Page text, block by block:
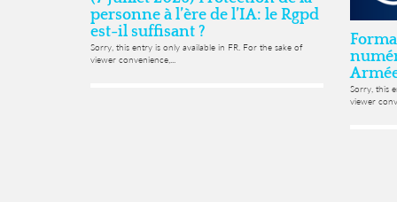
personne à l’ère de l’IA: le Rgpd
est-il suffisant ?
Sorry, this entry is only available in FR. For the sake of
viewer convenience,...
Sorry, this
viewer